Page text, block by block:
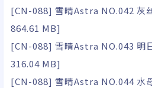
[CN-088] 雪晴Astra NO.042 灰
864.61 MB]
[CN-088] 雪晴Astra NO.043 明
316.04 MB]
[CN-088] 雪晴Astra NO.044 水